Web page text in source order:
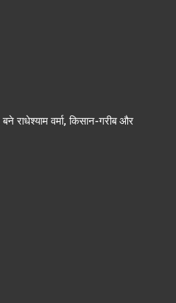
राधेश्याम वर्मा, किसान-गरीब और